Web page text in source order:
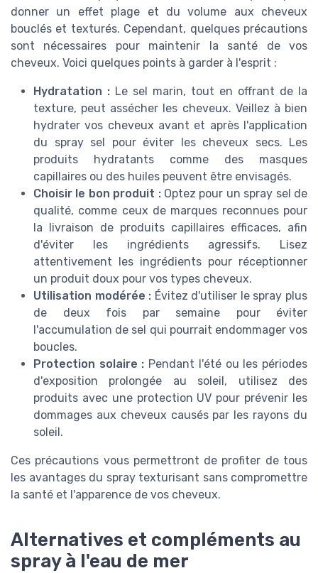
donner un effet plage et du volume aux cheveux
bouclés et texturés. Cependant, quelques précautions
sont nécessaires pour maintenir la santé de vos
cheveux. Voici quelques points à garder à l'esprit :
Hydratation : Le sel marin, tout en offrant de la
texture, peut assécher les cheveux. Veillez à bien
hydrater vos cheveux avant et après l'application
du spray sel pour éviter les cheveux secs. Les
produits hydratants comme des masques
capillaires ou des huiles peuvent être envisagés.
Choisir le bon produit :Optez pour un spray sel de
qualité, comme ceux de marques reconnues pour
la livraison de produits capillaires efficaces, afin
d'éviter les ingrédients agressifs. Lisez
attentivement les ingrédients pour réceptionner
un produit doux pour vos types cheveux.
Utilisation modérée : Évitez d'utiliser le spray plus
de deux fois par semaine pour éviter
l'accumulation de sel qui pourrait endommager vos
boucles.
Protection solaire : Pendant l'été ou les périodes
d'exposition prolongée au soleil, utilisez des
produits avec une protection UV pour prévenir les
dommages aux cheveux causés par les rayons du
soleil.
Ces précautions vous permettront de profiter de tous
les avantages du spray texturisant sans compromettre
la santé et l'apparence de vos cheveux.
Alternatives et compléments au
spray à l'eau de mer
Recevez les dernières actualités de
Cheveux boucles
➔ Je m'inscris
*
En remplissant ce formulaire, j’accepte d’être
contacté(e) à des fins commerciales par Cheveux boucles
et ses partenaires.